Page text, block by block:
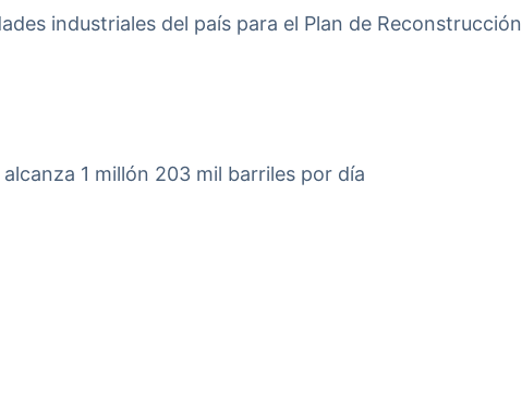
industriales del país para el Plan de Reconstrucción
1 millón 203 mil barriles por día